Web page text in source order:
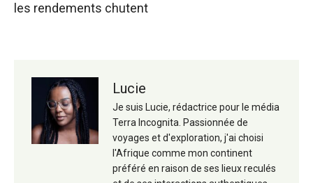
les rendements chutent
Lucie
Je suis Lucie, rédactrice pour le média
Terra Incognita. Passionnée de
voyages et d'exploration, j'ai choisi
l'Afrique comme mon continent
préféré en raison de ses lieux reculés